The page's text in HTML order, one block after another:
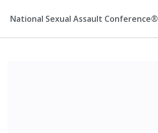
to
National Sexual Assault Conference®